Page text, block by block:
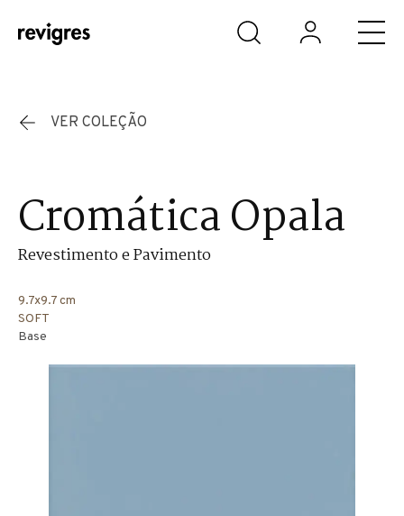
Saltar para o conteúdo principal
VER COLEÇÃO
Cromática Opala
Revestimento e Pavimento
9.7x9.7 cm
SOFT
Base